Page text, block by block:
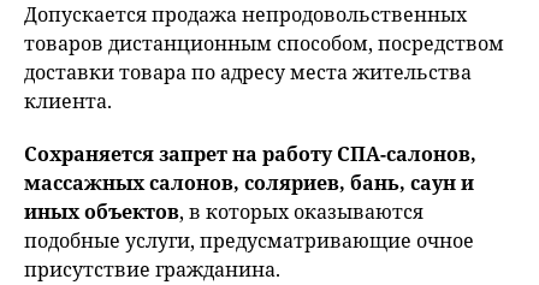
Допускается продажа непродовольственных
товаров дистанционным способом, посредством
доставки товара по адресу места жительства
клиента.
Сохраняется запрет на работу СПА-салонов,
массажных салонов, соляриев, бань, саун и
иных объектов, в которых оказываются
подобные услуги, предусматривающие очное
присутствие гражданина.